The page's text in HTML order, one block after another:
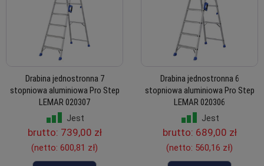
Drabina jednostronna 7
stopniowa aluminiowa Pro Step
LEMAR 020307
Jest
brutto: 739,00 zł
(netto: 600,81 zł)
Drabina jednostronna 6
stopniowa aluminiowa Pro Step
LEMAR 020306
Jest
brutto: 689,00 zł
(netto: 560,16 zł)